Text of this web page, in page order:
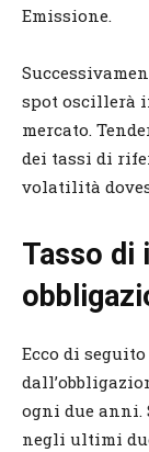
Emissione.
spot oscillerà
mercato.
dei tassi di
volatilità
Tasso di
Ecco di
ogni due anni.
negli ultimi